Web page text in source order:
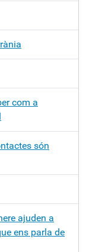
com a
són
ajuden a
ens parla de